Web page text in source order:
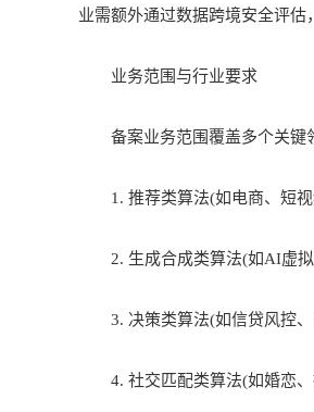
业需额外通过数据跨境安全评估
业务范围与行业要求
备案业务范围覆盖多个关键领
1. 推荐类算法(如电商、短视
2. 生成合成类算法(如AI虚拟
3. 决策类算法(如信贷风控、
4. 社交匹配类算法(如婚恋、